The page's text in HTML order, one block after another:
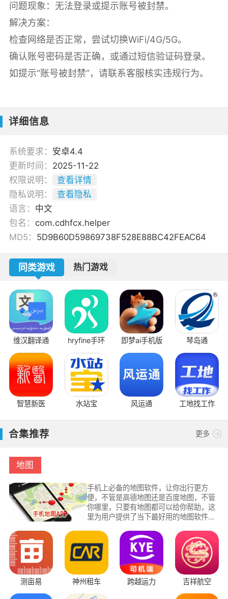
问题现象：无法登录或提示账号被封禁。
解决方案：
检查网络是否正常，尝试切换WiFi/4G/5G。
确认账号密码是否正确，或通过短信验证码登录。
如提示“账号被封禁”，请联系客服核实违规行为。
详细信息
系统要求： 安卓4.4
更新时间： 2025-11-22
权限说明：
查看详情
隐私说明：
查看隐私
语言： 中文
包名： com.cdhfcx.helper
MD5： 5D9B60D59869738F528E88BC42FEAC64
同类游戏 热门游戏
维汉翻译通 hryfine手环 即梦ai手机版 琴岛通
智慧新医 水站宝 风运通 工地找工作
合集推荐 更多
地图
手机上必备的地图软件，让你出行更方
便，不管是高德地图还是百度地图，不管
你哪里，只要有地图都可以给你帮助，这
里为用户提供了当下最好用的地图软件，
也不一样，这里随时更新全网最好用的地
图软件，让你了解更多地图软件。
测亩易 神州租车 跨越运力 吉祥航空